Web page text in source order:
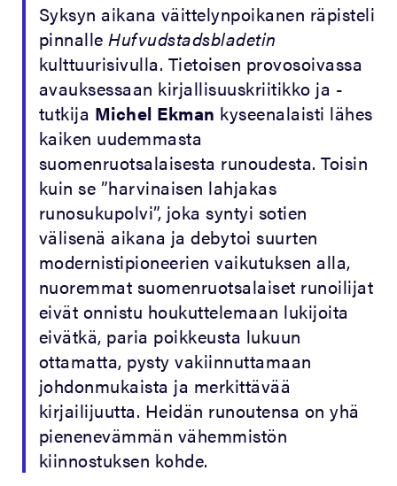
Syksyn aikana väittelynpoikanen räpisteli
pinnalleHufvudstadsbladetin
kulttuurisivulla. Tietoisen provosoivassa
avauksessaan kirjallisuuskriitikko ja -
tutkija Michel Ekman kyseenalaisti lähes
kaiken uudemmasta
suomenruotsalaisesta runoudesta. Toisin
kuin se ”harvinaisen lahjakas
runosukupolvi”, joka syntyi sotien
välisenä aikana ja debytoi suurten
modernistipioneerien vaikutuksen alla,
nuoremmat suomenruotsalaiset runoilijat
eivät onnistu houkuttelemaan lukijoita
eivätkä, paria poikkeusta lukuun
ottamatta, pysty vakiinnuttamaan
johdonmukaista ja merkittävää
kirjailijuutta. Heidän runoutensa on yhä
pienenevämmän vähemmistön
kiinnostuksen kohde.